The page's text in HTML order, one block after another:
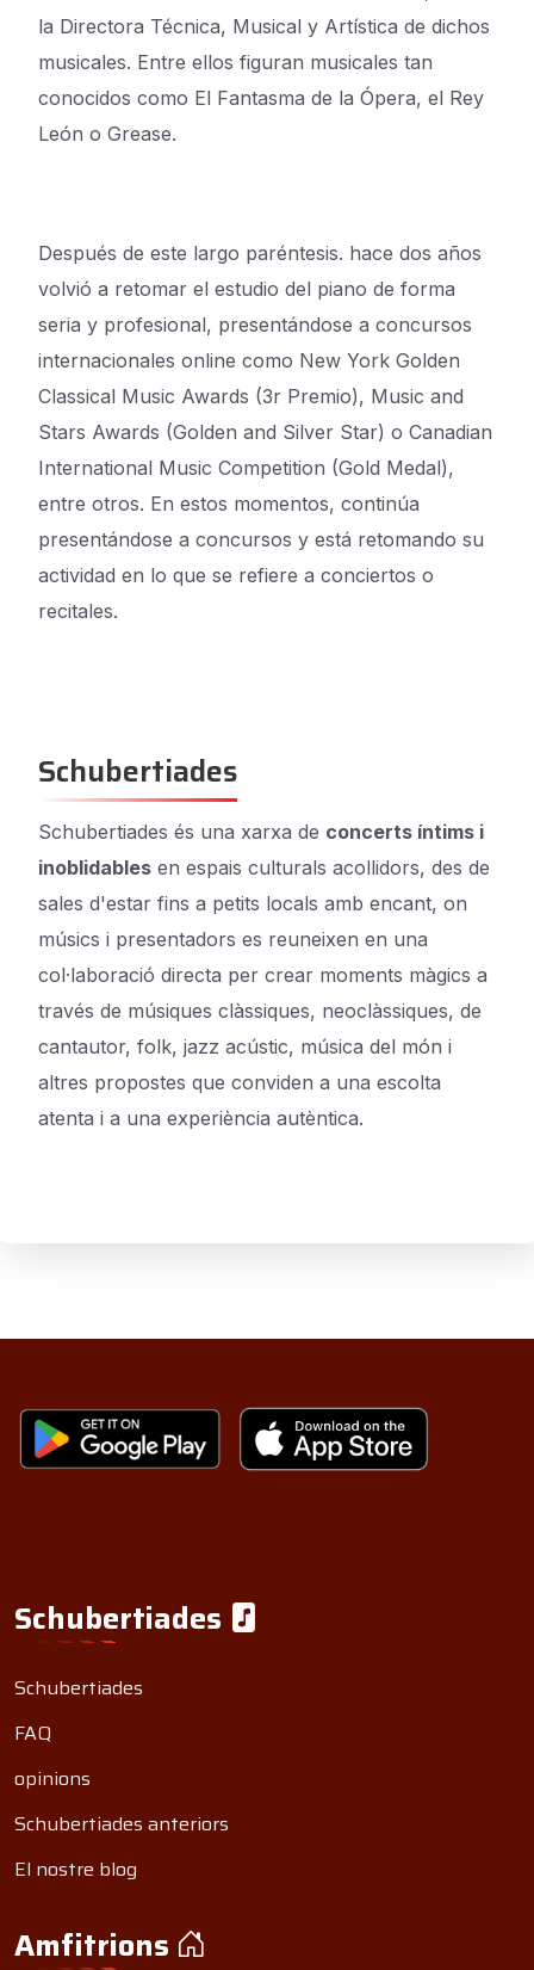
la Directora Técnica, Musical y Artística de dichos
musicales. Entre ellos figuran musicales tan
conocidos como El Fantasma de la Ópera, el Rey
León o Grease.
Después de este largo paréntesis. hace dos años
volvió a retomar el estudio del piano de forma
seria y profesional, presentándose a concursos
internacionales online como New York Golden
Classical Music Awards (3r Premio), Music and
Stars Awards (Golden and Silver Star) o Canadian
International Music Competition (Gold Medal),
entre otros. En estos momentos, continúa
presentándose a concursos y está retomando su
actividad en lo que se refiere a conciertos o
recitales.
Schubertiades
Schubertiades és una xarxa de concerts íntims i
inoblidables en espais culturals acollidors, des de
sales d'estar fins a petits locals amb encant, on
músics i presentadors es reuneixen en una
col·laboració directa per crear moments màgics a
través de músiques clàssiques, neoclàssiques, de
cantautor, folk, jazz acústic, música del món i
altres propostes que conviden a una escolta
atenta i a una experiència autèntica.
Schubertiades
Schubertiades
FAQ
opinions
Schubertiades anteriors
El nostre blog
Amfitrions